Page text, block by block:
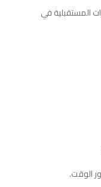
المستقبلية في
الوقت.